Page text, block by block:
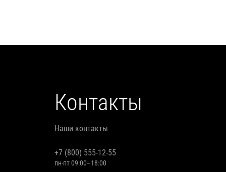
Контакты
Наши контакты
+7 (800) 555-12-55
пн-пт 09:00–18:00